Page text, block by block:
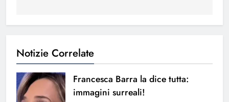
Notizie Correlate
Francesca Barra la dice tutta:
immagini surreali!